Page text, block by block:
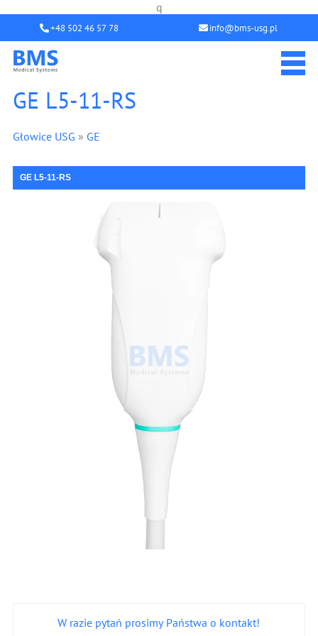
q
+48 502 46 57 78 info@bms-usg.pl
GE L5-11-RS
Głowice USG » GE
GE L5-11-RS
W razie pytań prosimy Państwa o kontakt!